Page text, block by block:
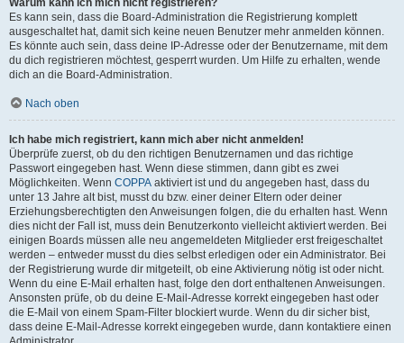
Warum kann ich mich nicht registrieren?
Es kann sein, dass die Board-Administration die Registrierung komplett
ausgeschaltet hat, damit sich keine neuen Benutzer mehr anmelden können.
Es könnte auch sein, dass deine IP-Adresse oder der Benutzername, mit dem
du dich registrieren möchtest, gesperrt wurden. Um Hilfe zu erhalten, wende
dich an die Board-Administration.
Nach oben
Ich habe mich registriert, kann mich aber nicht anmelden!
Überprüfe zuerst, ob du den richtigen Benutzernamen und das richtige
Passwort eingegeben hast. Wenn diese stimmen, dann gibt es zwei
Möglichkeiten. Wenn COPPA aktiviert ist und du angegeben hast, dass du
unter 13 Jahre alt bist, musst du bzw. einer deiner Eltern oder deiner
Erziehungsberechtigten den Anweisungen folgen, die du erhalten hast. Wenn
dies nicht der Fall ist, muss dein Benutzerkonto vielleicht aktiviert werden. Bei
einigen Boards müssen alle neu angemeldeten Mitglieder erst freigeschaltet
werden – entweder musst du dies selbst erledigen oder ein Administrator. Bei
der Registrierung wurde dir mitgeteilt, ob eine Aktivierung nötig ist oder nicht.
Wenn du eine E-Mail erhalten hast, folge den dort enthaltenen Anweisungen.
Ansonsten prüfe, ob du deine E-Mail-Adresse korrekt eingegeben hast oder
die E-Mail von einem Spam-Filter blockiert wurde. Wenn du dir sicher bist,
dass deine E-Mail-Adresse korrekt eingegeben wurde, dann kontaktiere einen